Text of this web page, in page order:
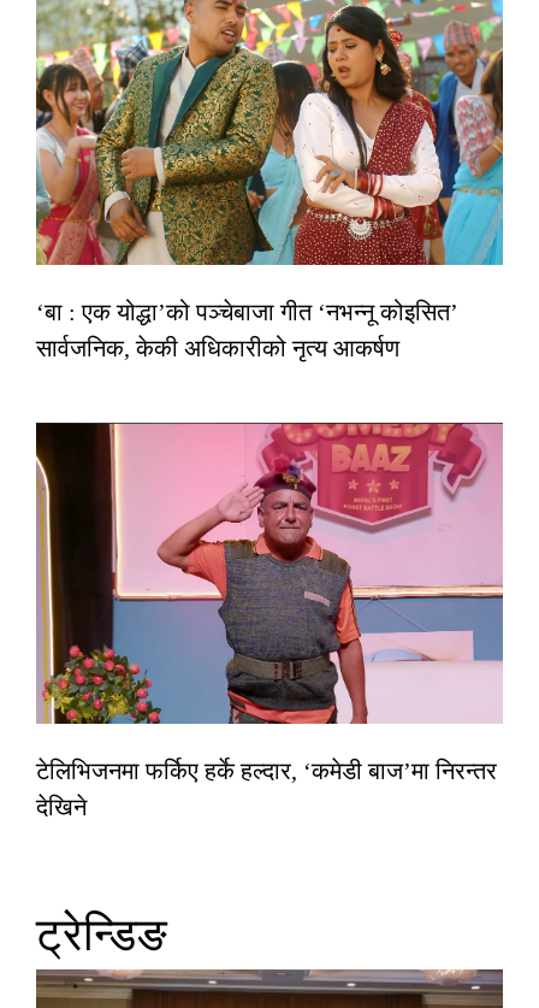
‘बा : एक योद्धा’को पञ्चेबाजा गीत ‘नभन्नू कोइसित’
सार्वजनिक, केकी अधिकारीको नृत्य आकर्षण
टेलिभिजनमा फर्किए हर्के हल्दार, ‘कमेडी बाज’मा निरन्तर
देखिने
ट्रेन्डिङ